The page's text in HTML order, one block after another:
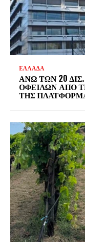
ΕΛΛΑΔΑ
ΆΝΩ ΤΩΝ 20
ΟΦΕΙΛΏΝ ΑΠΌ
ΤΗΣ